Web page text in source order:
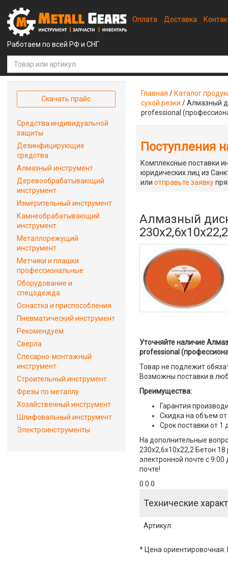
Работаем по всей РФ и СНГ
Оплата Доставка
Главная / Каталог
сухой резки /Алмазный
professional
Поступления
Комплексные поставки
юридических лиц из
илиотправьте заявку
Алмазный
Уточняйте наличие
professional
Товар не подлежит
Возможны поставки в
Преимущества:
Гарантия
Скидка на объем от
Срок поставки от 1
На дополнительные
230x2,6x10x22,2 Бетон
электронной почте с
почте!
0 0 0
Технические
Артикул:
* Цена ориентировочная.
Скачать прайс
Средства индивидуальной
защиты
Дезинфицирующие
средства
Алмазный инструмент
Деревообрабатывающий
инструмент
Измерительный инструмент
Камнеобрабатывающий
инструмент
Металлорежущий
инструмент
Метчики и плашки
профессиональные
Оборудование и
спецодежда
Оснастка и приспособления
Пневматический инструмент
Рекомендуем
Сверла
Слесарно-монтажный
инструмент
Строительный инструмент
Фрезы по металлу
Хозяйственный инструмент
Шлифовальный инструмент
Электроинструменты